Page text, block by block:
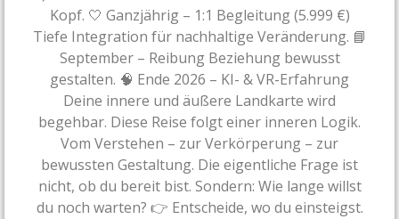
Kopf. 🤍 Ganzjährig – 1:1 Begleitung (5.999 €)
Tiefe Integration für nachhaltige Veränderung. 📘
September – Reibung Beziehung bewusst
gestalten. 🧠 Ende 2026 – KI- & VR-Erfahrung
Deine innere und äußere Landkarte wird
begehbar. Diese Reise folgt einer inneren Logik.
Vom Verstehen – zur Verkörperung – zur
bewussten Gestaltung. Die eigentliche Frage ist
nicht, ob du bereit bist. Sondern: Wie lange willst
du noch warten? 👉 Entscheide, wo du einsteigst.